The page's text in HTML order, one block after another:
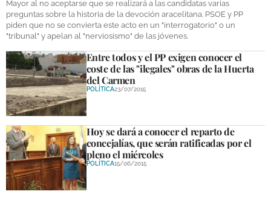
Mayor al no aceptarse que se realizará a las candidatas varias
preguntas sobre la historia de la devoción aracelitana. PSOE y PP
piden que no se convierta este acto en un "interrogatorio" o un
"tribunal" y apelan al "nerviosismo" de las jóvenes.
Entre todos y el PP exigen conocer el
coste de las "ilegales" obras de la Huerta
del Carmen
POLÍTICA23/07/2015
Hoy se dará a conocer el reparto de
concejalías, que serán ratificadas por el
pleno el miércoles
POLÍTICA15/06/2015